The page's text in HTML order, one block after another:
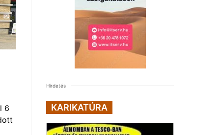
6
Hirdetés
KARIKATÚRA